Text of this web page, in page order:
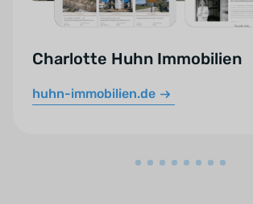
Charlotte Huhn Immobilien
huhn-immobilien.de